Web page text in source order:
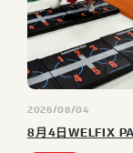
2026/08/04